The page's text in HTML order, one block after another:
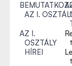
AZ I.
AZ I.
OSZTÁLY
HÍREI